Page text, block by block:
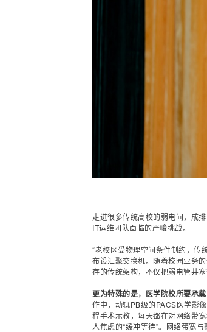
走进很多传统高校的弱电间，成
IT运维团队面临的严峻挑战。
“老校区受物理空间条件制约，传
布设汇聚交换机。随着校园业务
存的传统架构，不仅把弱电管井
更为特殊的是，医学院校所要承
作中，动辄PB级的PACS医学影
程手术示教，每天都在对网络带
人焦虑的“缓冲等待”。网络带宽